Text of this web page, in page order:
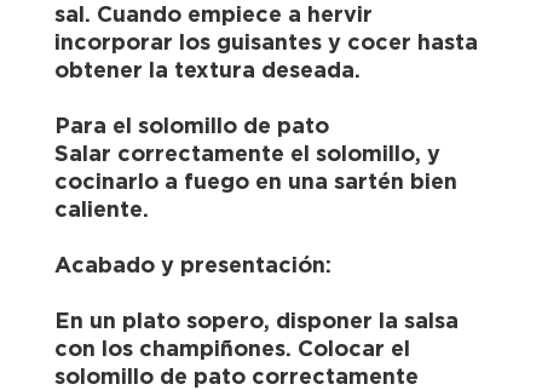
sal. Cuando empiece a hervir
incorporar los guisantes y cocer hasta
obtener la textura deseada.
Para el solomillo de pato
Salar correctamente el solomillo, y
cocinarlo a fuego en una sartén bien
caliente.
Acabado y presentación:
En un plato sopero, disponer la salsa
con los champiñones. Colocar el
solomillo de pato correctamente